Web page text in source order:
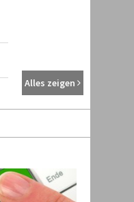
Alles zeigen